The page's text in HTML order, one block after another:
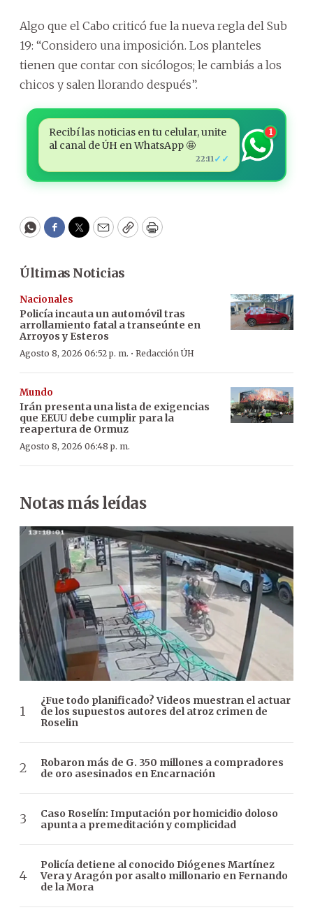
Algo que el Cabo criticó fue la nueva regla del Sub
19: “Considero una imposición. Los planteles
tienen que contar con sicólogos; le cambiás a los
chicos y salen llorando después”.
Recibí las noticias en tu celular, unite
al canal de ÚH en WhatsApp 🤩
22:11✓✓
1
WhatsApp
Facebook
Twitter
EmailCopyPrint
Últimas Noticias
Nacionales
Policía incauta un automóvil tras
arrollamiento fatal a transeúnte en
Arroyos y Esteros
Agosto 8, 2026 06:52 p. m. · Redacción ÚH
Mundo
Irán presenta una lista de exigencias
que EEUU debe cumplir para la
reapertura de Ormuz
Agosto 8, 2026 06:48 p. m.
Notas más leídas
¿Fue todo planificado? Videos muestran el actuar
de los supuestos autores del atroz crimen de
Roselin
Robaron más de G. 350 millones a compradores
de oro asesinados en Encarnación
Caso Roselín: Imputación por homicidio doloso
apunta a premeditación y complicidad
Policía detiene al conocido Diógenes Martínez
Vera y Aragón por asalto millonario en Fernando
de la Mora